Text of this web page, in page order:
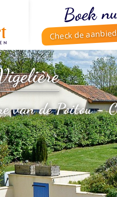
Boek
Check de
van de Poitou -